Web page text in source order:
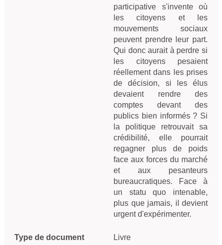
participative s'invente où
les citoyens et les
mouvements sociaux
peuvent prendre leur part.
Qui donc aurait à perdre si
les citoyens pesaient
réellement dans les prises
de décision, si les élus
devaient rendre des
comptes devant des
publics bien informés ? Si
la politique retrouvait sa
crédibilité, elle pourrait
regagner plus de poids
face aux forces du marché
et aux pesanteurs
bureaucratiques. Face à
un statu quo intenable,
plus que jamais, il devient
urgent d'expérimenter.
Type de document
Livre